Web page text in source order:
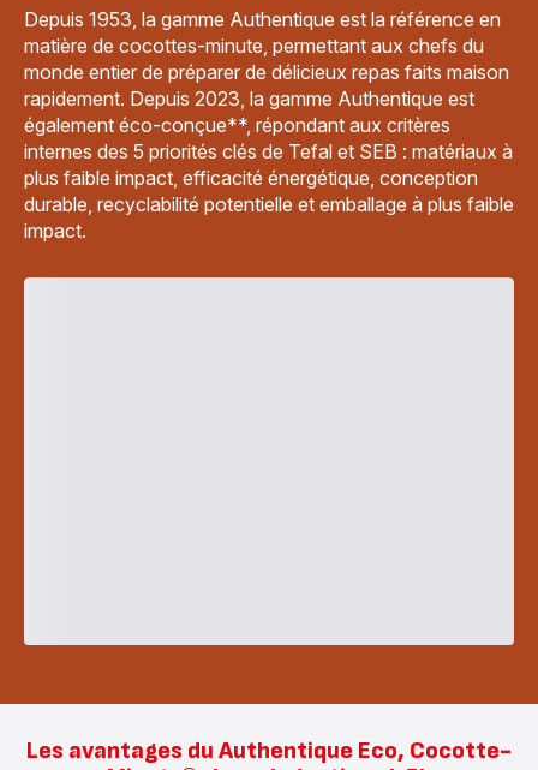
Depuis 1953, la gamme Authentique est la référence en
matière de cocottes-minute, permettant aux chefs du
monde entier de préparer de délicieux repas faits maison
rapidement. Depuis 2023, la gamme Authentique est
également éco-conçue**, répondant aux critères
internes des 5 priorités clés de Tefal et SEB : matériaux à
plus faible impact, efficacité énergétique, conception
durable, recyclabilité potentielle et emballage à plus faible
impact.
Les avantages du Authentique Eco, Cocotte-